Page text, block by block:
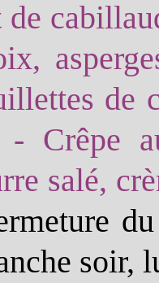
de
Crêpe
salé,
soir,